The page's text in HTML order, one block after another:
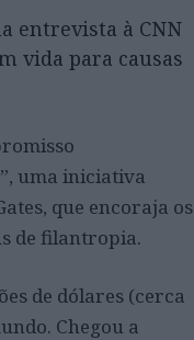
entrevista à CNN
vida para causas
uma iniciativa
que encoraja os
de filantropia.
de dólares (cerca
Chegou a